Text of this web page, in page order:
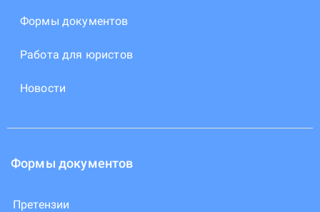
Формы документов
Работа для юристов
Новости
Формы документов
Претензии